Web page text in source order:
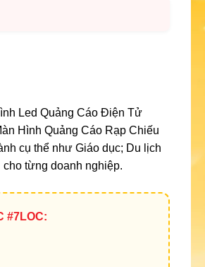
Led Quảng Cáo Điện Tử
Hình Quảng Cáo Rạp Chiếu
cụ thể như Giáo dục; Du lịch
từng doanh nghiệp.
#7LOC: